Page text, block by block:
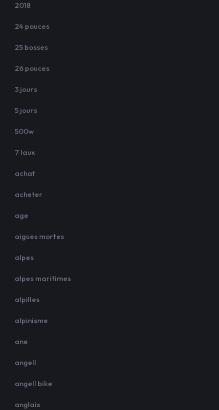
2018
24 pouces
25 bosses
26 pouces
3 jours
5 jours
500w
7 laux
achat
acheter
age
aigues mortes
alpes
alpes maritimes
alpilles
alpinisme
ane
angell
angell bike
anglais